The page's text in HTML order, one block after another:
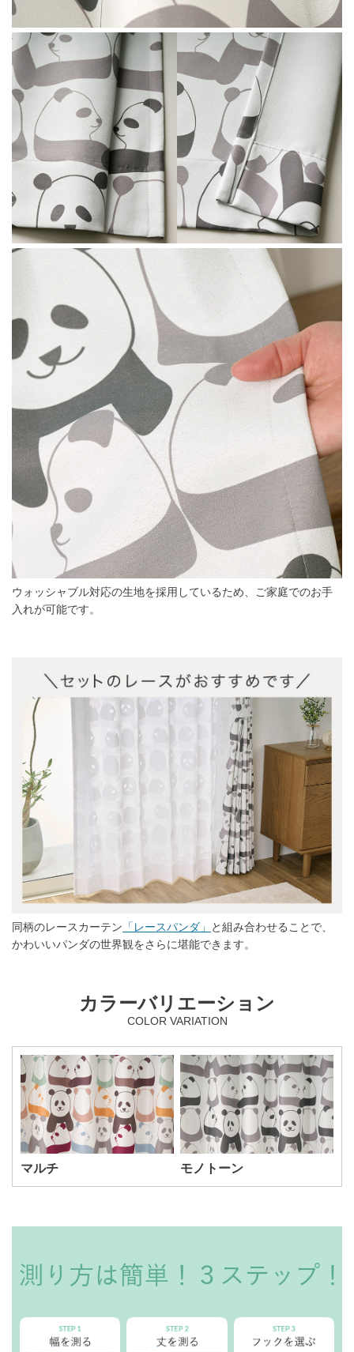
ウォッシャブル対応の生地を採用しているため、ご家庭でのお手
入れが可能です。
同柄のレースカーテン 「レースパンダ」
と組み合わせることで、
かわいいパンダの世界観をさらに堪能できます。
カラーバリエーション
COLOR VARIATION
マルチ モノトーン